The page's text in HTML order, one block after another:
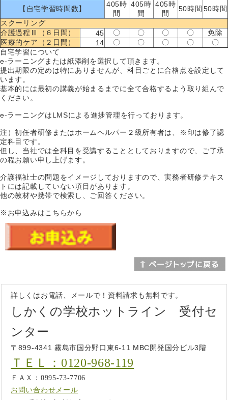
【自宅学習時間数】
405時
間
405時
間
405時
間
50時間 50時間
スクーリング
介護過程Ⅲ（６日間）
45 〇 〇 〇 〇
免除
医療的ケア（２日間）
14 〇 〇 〇 〇
〇
自宅学習について
e-ラーニングまたは紙添削を選択して頂きます。
提出期限の定めは特にありませんが、科目ごとに合格点を設定して
います。
基本的には最初の講義が始まるまでに全て合格するよう取り組んで
ください。
e-ラーニングはLMSによる進捗管理を行っております。
注）初任者研修またはホームヘルパー２級所有者は、※印は修了認
定科目です。
但し、当社では全科目を受講することとしておりますので、ご了承
の程お願い申し上げます。
介護福祉士の問題をイメージしておりますので、実務者研修テキス
トには記載していない項目があります。
他の教材や携帯で検索し、ご回答ください。
※お申込みはこちらから
詳しくはお電話、メールで！資料請求も無料です。
しかくの学校ホットライン 受付セ
ンター
〒899-4341 霧島市国分野口東6-11 MBC開発国分ビル3階
ＴＥＬ：0120-968-119
ＦＡＸ：0995-73-7706
お問い合わせメール